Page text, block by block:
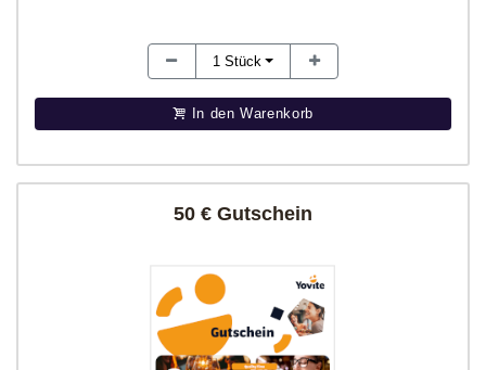
1 Stück
In den Warenkorb
50 € Gutschein